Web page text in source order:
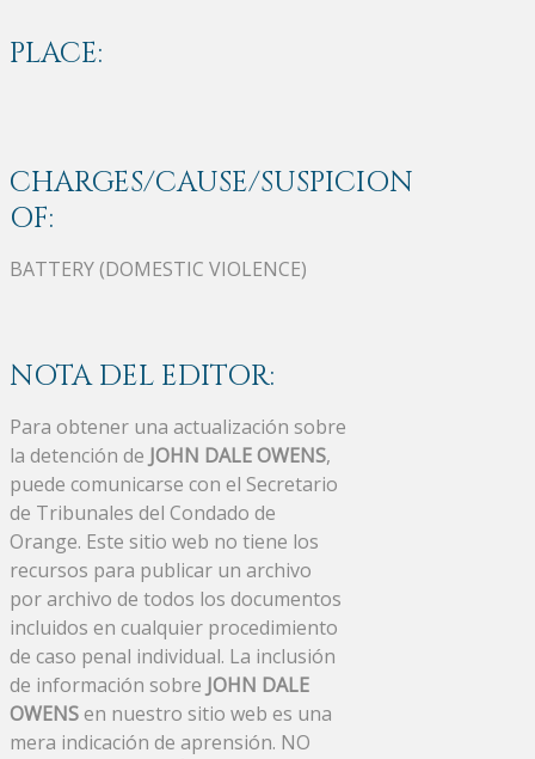
PLACE:
CHARGES/CAUSE/SUSPICION
OF:
BATTERY (DOMESTIC VIOLENCE)
NOTA DEL EDITOR:
Para obtener una actualización sobre
la detención de JOHN DALE OWENS,
puede comunicarse con el Secretario
de Tribunales del Condado de
Orange. Este sitio web no tiene los
recursos para publicar un archivo
por archivo de todos los documentos
incluidos en cualquier procedimiento
de caso penal individual. La inclusión
de información sobre JOHN DALE
OWENSen nuestro sitio web es una
mera indicación de aprensión. NO